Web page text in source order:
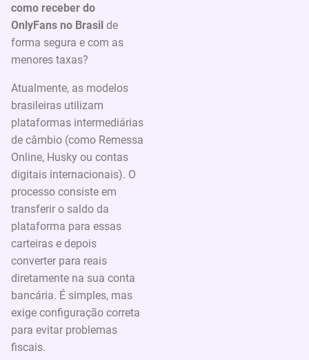
como receber do
OnlyFans no Brasil de
forma segura e com as
menores taxas?
Atualmente, as modelos
brasileiras utilizam
plataformas intermediárias
de câmbio (como Remessa
Online, Husky ou contas
digitais internacionais). O
processo consiste em
transferir o saldo da
plataforma para essas
carteiras e depois
converter para reais
diretamente na sua conta
bancária. É simples, mas
exige configuração correta
para evitar problemas
fiscais.